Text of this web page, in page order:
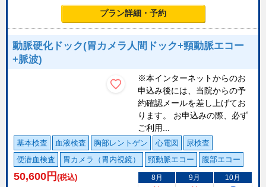
プラン詳細・予約
動脈硬化ドック(胃カメラ人間ドック+頸動脈エコー
+脈波)
※本インターネットからのお
申込み後には、当院からの予
約確認メールを差し上げてお
ります。 お申込みの際、必ず
ご利用...
基本検査 血液検査 胸部レントゲン 心電図
尿検査
便潜血検査
胃カメラ（胃内視鏡） 頸動脈エコー 腹部エコー
50,600 円 (税込) 8月 9月 10月